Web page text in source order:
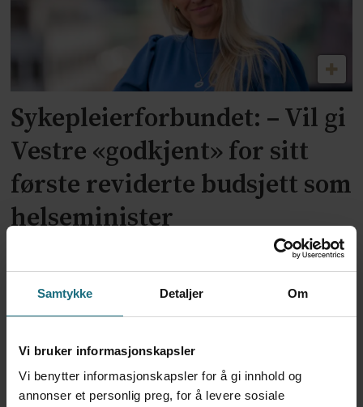
Samtykke Detaljer Om
Vi bruker informasjonskapsler
Vi benytter informasjonskapsler for å gi innhold og
annonser et personlig preg, for å levere sosiale
Sykepleierforbundet: – Vil gi
Vestre «godkjent» for sitt
første reviderte budsjett som
helseminister